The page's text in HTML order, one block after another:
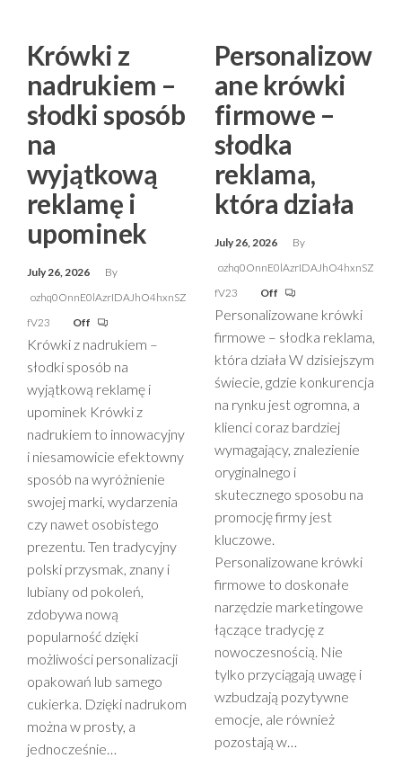
Krówki z
nadrukiem –
słodki sposób
na
wyjątkową
reklamę i
upominek
July 26, 2026
By
ozhq0OnnE0lAzrIDAJhO4hxnSZ
fV23
Off
Krówki z nadrukiem –
słodki sposób na
wyjątkową reklamę i
upominek Krówki z
nadrukiem to innowacyjny
i niesamowicie efektowny
sposób na wyróżnienie
swojej marki, wydarzenia
czy nawet osobistego
prezentu. Ten tradycyjny
polski przysmak, znany i
lubiany od pokoleń,
zdobywa nową
popularność dzięki
możliwości personalizacji
opakowań lub samego
cukierka. Dzięki nadrukom
można w prosty, a
jednocześnie…
Personalizow
ane krówki
firmowe –
słodka
reklama,
która działa
July 26, 2026
By
ozhq0OnnE0lAzrIDAJhO4hxnSZ
fV23
Off
Personalizowane krówki
firmowe – słodka reklama,
która działa W dzisiejszym
świecie, gdzie konkurencja
na rynku jest ogromna, a
klienci coraz bardziej
wymagający, znalezienie
oryginalnego i
skutecznego sposobu na
promocję firmy jest
kluczowe.
Personalizowane krówki
firmowe to doskonałe
narzędzie marketingowe
łączące tradycję z
nowoczesnością. Nie
tylko przyciągają uwagę i
wzbudzają pozytywne
emocje, ale również
pozostają w…